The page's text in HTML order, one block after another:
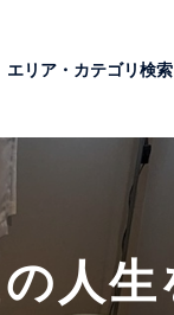
エリア・カテゴリ検索
人